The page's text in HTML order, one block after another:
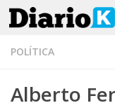
Saltar al contenido
POLÍTICA
Alberto